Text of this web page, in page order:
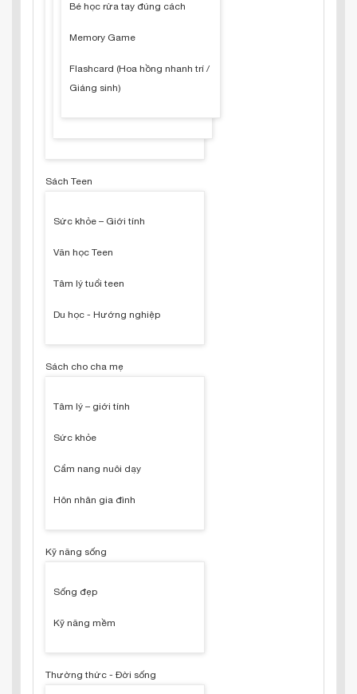
Bé học rửa tay đúng cách
Memory Game
Flashcard (Hoa hồng nhanh trí /
Giáng sinh)
Sách Teen
Sức khỏe – Giới tính
Văn học Teen
Tâm lý tuổi teen
Du học - Hướng nghiệp
Sách cho cha mẹ
Tâm lý – giới tính
Sức khỏe
Cẩm nang nuôi dạy
Hôn nhân gia đình
Kỹ năng sống
Sống đẹp
Kỹ năng mềm
Thường thức - Đời sống